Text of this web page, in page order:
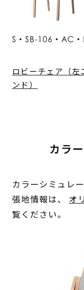
S・SB-106・AC・
ロビーチェア（左
ンド）
カラ
カラーシミュレ
張地情報は、 オ
覧ください。